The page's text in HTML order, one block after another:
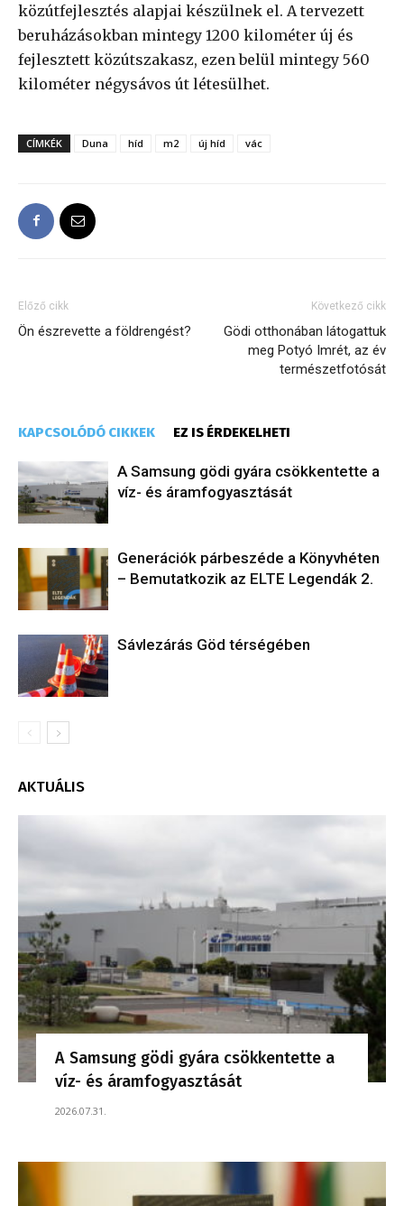
közútfejlesztés alapjai készülnek el. A tervezett
beruházásokban mintegy 1200 kilométer új és
fejlesztett közútszakasz, ezen belül mintegy 560
kilométer négysávos út létesülhet.
CÍMKÉK Duna híd m2 új híd vác
Előző cikk
Ön észrevette a földrengést?
Következő cikk
Gödi otthonában látogattuk
meg Potyó Imrét, az év
természetfotósát
KAPCSOLÓDÓ CIKKEK EZ IS ÉRDEKELHETI
A Samsung gödi gyára csökkentette a
víz- és áramfogyasztását
Generációk párbeszéde a Könyvhéten
– Bemutatkozik az ELTE Legendák 2.
Sávlezárás Göd térségében
AKTUÁLIS
A Samsung gödi gyára csökkentette a
víz- és áramfogyasztását
2026.07.31.